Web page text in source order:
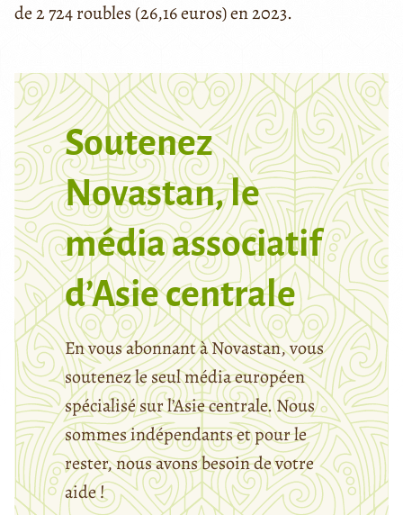
de 2 724 roubles (26,16 euros) en 2023.
Soutenez
Novastan, le
média associatif
d’Asie centrale
En vous abonnant à Novastan, vous
soutenez le seul média européen
spécialisé sur l’Asie centrale. Nous
sommes indépendants et pour le
rester, nous avons besoin de votre
aide !